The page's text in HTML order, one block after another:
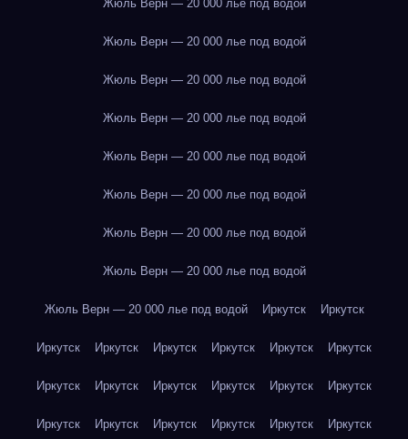
Жюль Верн — 20 000 лье под водой
Жюль Верн — 20 000 лье под водой
Жюль Верн — 20 000 лье под водой
Жюль Верн — 20 000 лье под водой
Жюль Верн — 20 000 лье под водой
Жюль Верн — 20 000 лье под водой
Жюль Верн — 20 000 лье под водой
Жюль Верн — 20 000 лье под водой
Жюль Верн — 20 000 лье под водой Иркутск Иркутск
Иркутск Иркутск Иркутск Иркутск Иркутск Иркутск
Иркутск Иркутск Иркутск Иркутск Иркутск Иркутск
Иркутск Иркутск Иркутск Иркутск Иркутск Иркутск